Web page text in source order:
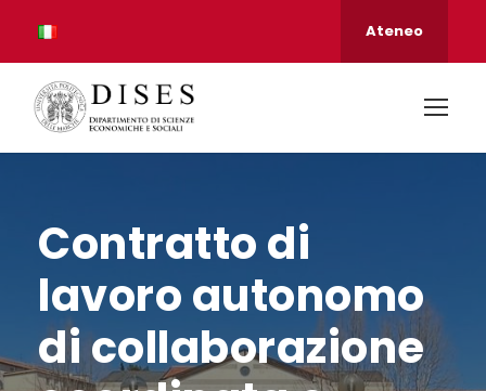
Ateneo
Contratto di
lavoro autonomo
di collaborazione